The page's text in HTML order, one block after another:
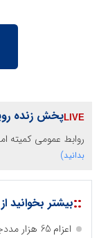
پخش زنده
روابط عمومی کمیته
بدانید)
::بیشتر بخوانید
اعزام 65